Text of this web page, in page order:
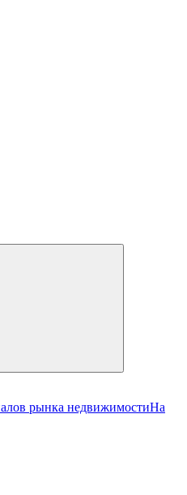
рынка недвижимостиНа